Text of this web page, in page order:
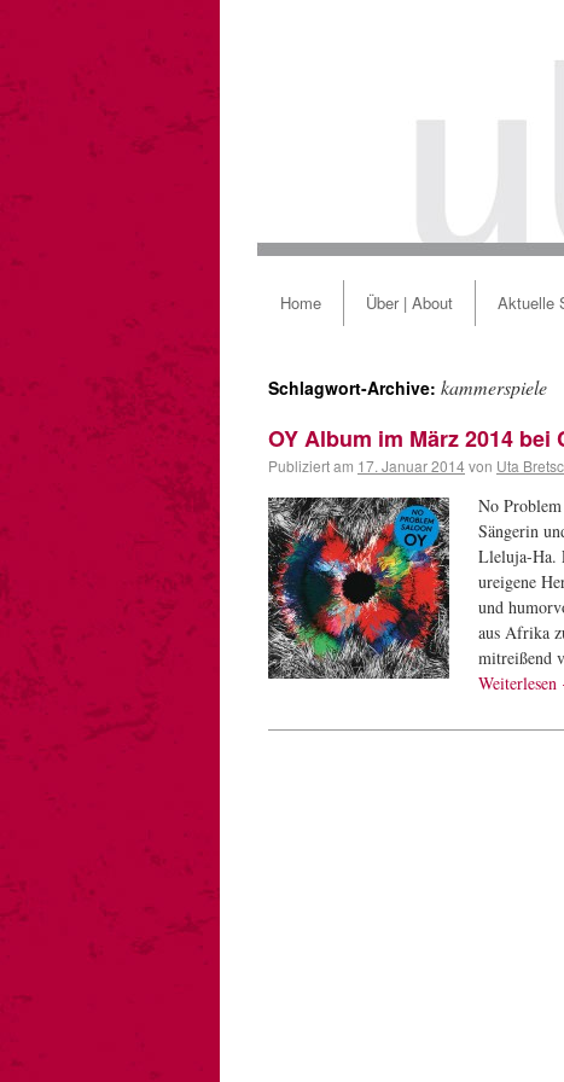
Home Über | About Aktuelle
Schlagwort-Archive: kammerspiele
OY Album im März 2014 bei
Publiziert am 17. Januar 2014von Uta
No
Sängerin
Lleluja-Ha.
ureigene
und
aus Afrika
mitreißend
Weiterlesen